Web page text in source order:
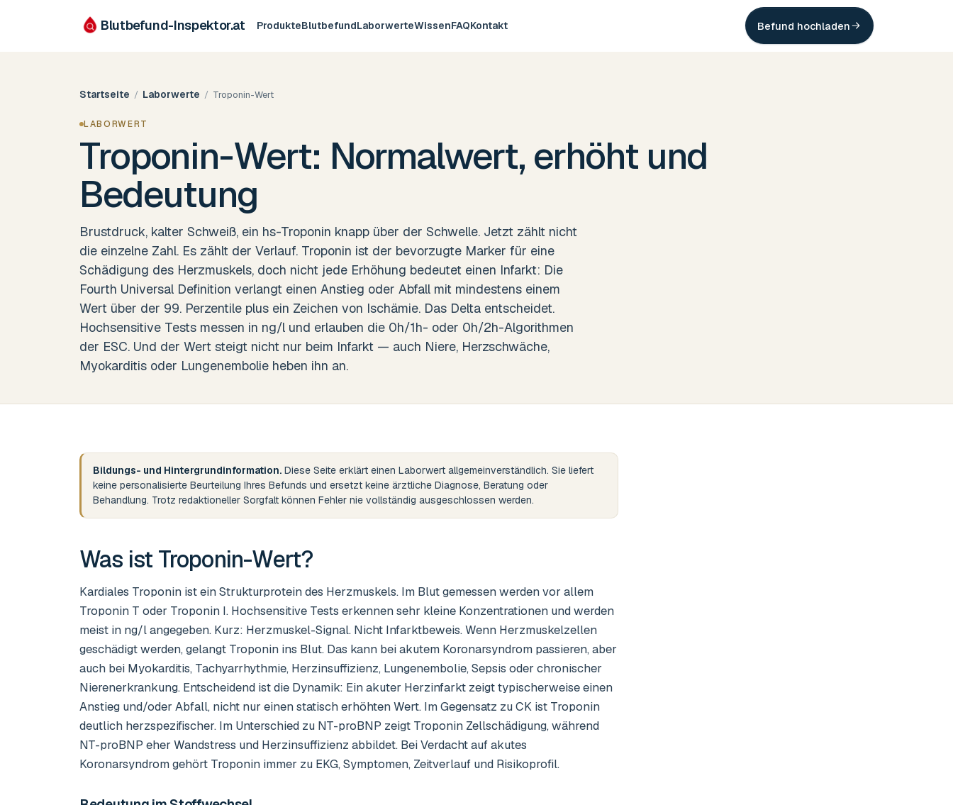
Blutbefund-Inspektor.at ProdukteBlutbefundLaborwerteWissenFAQKontakt Befund hochladen
Startseite / Laborwerte / Troponin-Wert
LABORWERT
Troponin-Wert: Normalwert, erhöht und
Bedeutung
Brustdruck, kalter Schweiß, ein hs-Troponin knapp über der Schwelle. Jetzt zählt nicht
die einzelne Zahl. Es zählt der Verlauf. Troponin ist der bevorzugte Marker für eine
Schädigung des Herzmuskels, doch nicht jede Erhöhung bedeutet einen Infarkt: Die
Fourth Universal Definition verlangt einen Anstieg oder Abfall mit mindestens einem
Wert über der 99. Perzentile plus ein Zeichen von Ischämie. Das Delta entscheidet.
Hochsensitive Tests messen in ng/l und erlauben die 0h/1h- oder 0h/2h-Algorithmen
der ESC. Und der Wert steigt nicht nur beim Infarkt — auch Niere, Herzschwäche,
Myokarditis oder Lungenembolie heben ihn an.
Bildungs- und Hintergrundinformation. Diese Seite erklärt einen Laborwert allgemeinverständlich. Sie liefert
keine personalisierte Beurteilung Ihres Befunds und ersetzt keine ärztliche Diagnose, Beratung oder
Behandlung. Trotz redaktioneller Sorgfalt können Fehler nie vollständig ausgeschlossen werden.
Was ist Troponin-Wert?
Kardiales Troponin ist ein Strukturprotein des Herzmuskels. Im Blut gemessen werden vor allem
Troponin T oder Troponin I. Hochsensitive Tests erkennen sehr kleine Konzentrationen und werden
meist in ng/l angegeben. Kurz: Herzmuskel-Signal. Nicht Infarktbeweis. Wenn Herzmuskelzellen
geschädigt werden, gelangt Troponin ins Blut. Das kann bei akutem Koronarsyndrom passieren, aber
auch bei Myokarditis, Tachyarrhythmie, Herzinsuffizienz, Lungenembolie, Sepsis oder chronischer
Nierenerkrankung. Entscheidend ist die Dynamik: Ein akuter Herzinfarkt zeigt typischerweise einen
Anstieg und/oder Abfall, nicht nur einen statisch erhöhten Wert. Im Gegensatz zu CK ist Troponin
deutlich herzspezifischer. Im Unterschied zu NT-proBNP zeigt Troponin Zellschädigung, während
NT-proBNP eher Wandstress und Herzinsuffizienz abbildet. Bei Verdacht auf akutes
Koronarsyndrom gehört Troponin immer zu EKG, Symptomen, Zeitverlauf und Risikoprofil.